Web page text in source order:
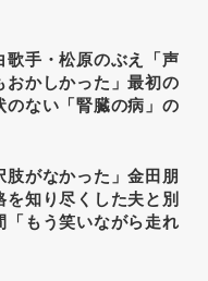
歌手・松原のぶえ「声
おかしかった」最初の
のない「腎臓の病」の
肢がなかった」金田朋
を知り尽くした夫と別
「もう笑いながら走れ